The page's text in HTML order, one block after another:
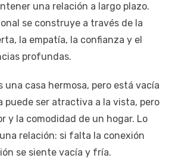
una relación a largo plazo.
se construye a través de la
la empatía, la confianza y el
profundas.
una casa hermosa, pero está vacía
puede ser atractiva a la vista, pero
y la comodidad de un hogar. Lo
relación: si falta la conexión
se siente vacía y fría.